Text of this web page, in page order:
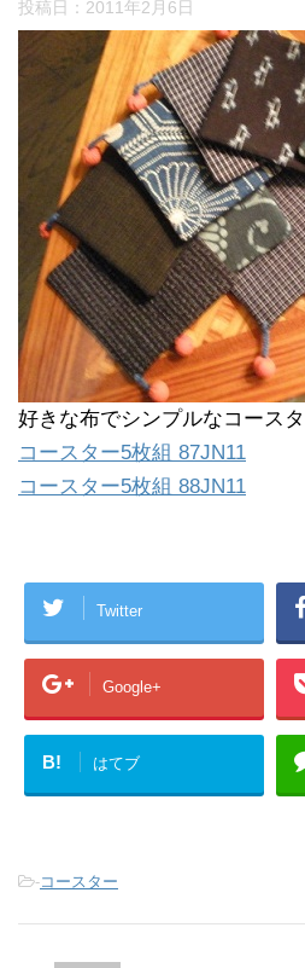
投稿日： 2011年2月6日
好きな布でシンプルなコース
コースター5枚組 87JN11
コースター5枚組 88JN11
Twitter
Google+
B! はてブ
-コースター